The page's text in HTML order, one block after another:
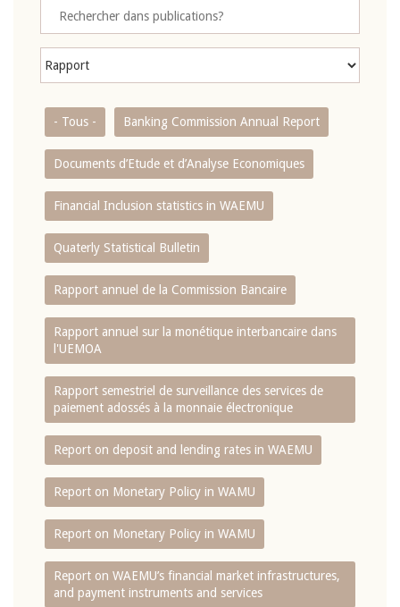
- Tous - Banking Commission Annual Report
Documents d’Etude et d’Analyse Economiques
Financial Inclusion statistics in WAEMU
Quaterly Statistical Bulletin
Rapport annuel de la Commission Bancaire
Rapport annuel sur la monétique interbancaire dans
l'UEMOA
Rapport semestriel de surveillance des services de
paiement adossés à la monnaie électronique
Report on deposit and lending rates in WAEMU
Report on Monetary Policy in WAMU
Report on Monetary Policy in WAMU
Report on WAEMU’s financial market infrastructures,
and payment instruments and services